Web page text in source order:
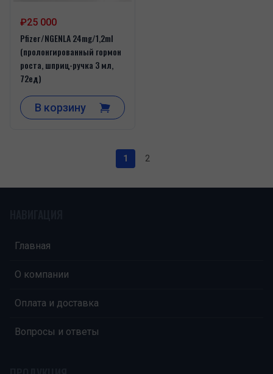
₽25 000
Pfizer/NGENLA 24mg/1,2ml
(пролонгированный гормон
роста, шприц-ручка 3 мл,
72ед)
В корзину
1 2
Главная
О компании
Оплата и доставка
Вопросы и ответы